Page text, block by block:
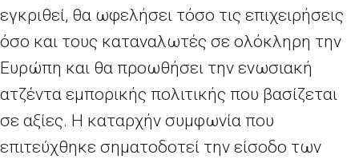
εγκριθεί, θα ωφελήσει τόσο τις επιχειρήσεις
όσο και τους καταναλωτές σε ολόκληρη την
Ευρώπη και θα προωθήσει την ενωσιακή
ατζέντα εμπορικής πολιτικής που βασίζεται
σε αξίες. Η καταρχήν συμφωνία που
επιτεύχθηκε σηματοδοτεί την είσοδο των